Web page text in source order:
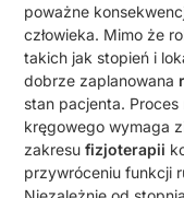
poważne
człowieka. Mimo że
takich jak stopień i
dobrze zaplanowana
stan pacjenta. Proces
kręgowego wymaga
zakresufizjoterapii
przywróceniu funkcji